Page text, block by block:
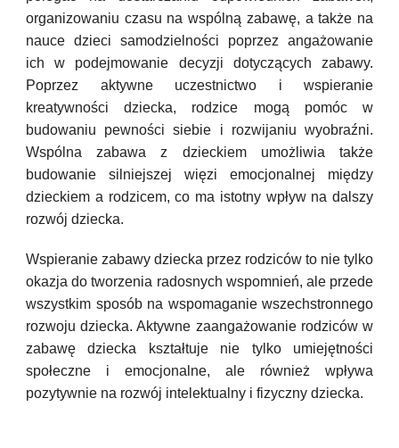
organizowaniu czasu na wspólną zabawę, a także na
nauce dzieci samodzielności poprzez angażowanie
ich w podejmowanie decyzji dotyczących zabawy.
Poprzez aktywne uczestnictwo i wspieranie
kreatywności dziecka, rodzice mogą pomóc w
budowaniu pewności siebie i rozwijaniu wyobraźni.
Wspólna zabawa z dzieckiem umożliwia także
budowanie silniejszej więzi emocjonalnej między
dzieckiem a rodzicem, co ma istotny wpływ na dalszy
rozwój dziecka.
Wspieranie zabawy dziecka przez rodziców to nie tylko
okazja do tworzenia radosnych wspomnień, ale przede
wszystkim sposób na wspomaganie wszechstronnego
rozwoju dziecka. Aktywne zaangażowanie rodziców w
zabawę dziecka kształtuje nie tylko umiejętności
społeczne i emocjonalne, ale również wpływa
pozytywnie na rozwój intelektualny i fizyczny dziecka.